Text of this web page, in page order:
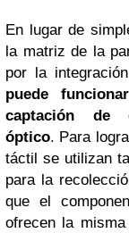
En lugar de
la matriz de la
por la
puede
captación de
óptico. Para
táctil se utilizan
para la
que el
ofrecen la